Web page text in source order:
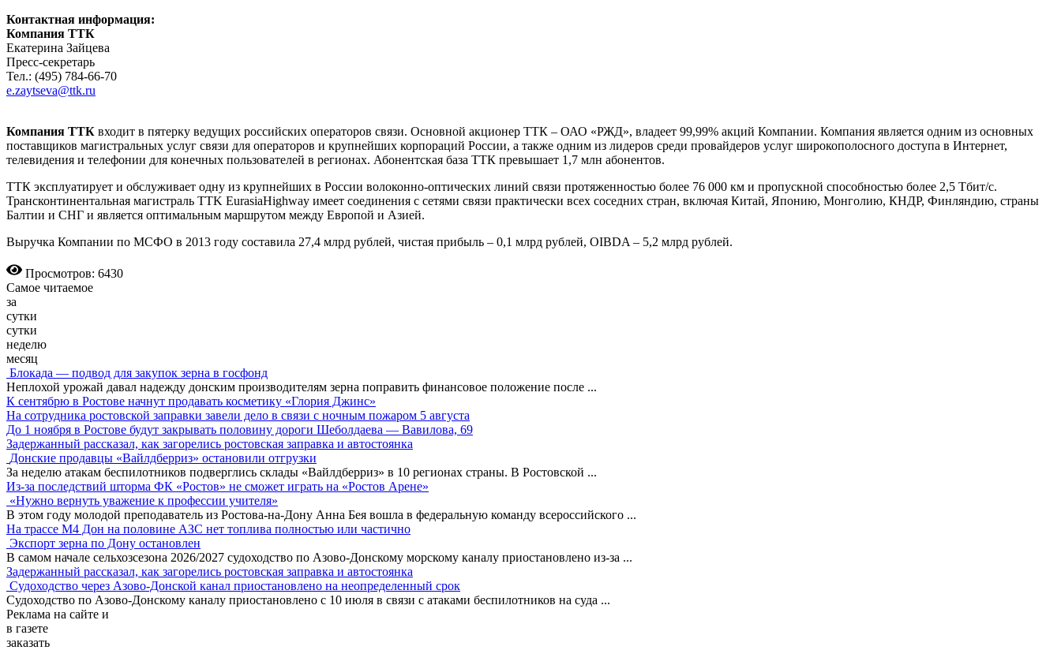
Контактная информация:
Компания ТТК
Екатерина Зайцева
Пресс-секретарь
Тел.: (495) 784-66-70
e.zaytseva@ttk.ru
Компания ТТК входит в пятерку ведущих российских операторов связи. Основной акционер ТТК – ОАО «РЖД», владеет 99,99% акций Компании. Компания является одним из основных
поставщиков магистральных услуг связи для операторов и крупнейших корпораций России, а также одним из лидеров среди провайдеров услуг широкополосного доступа в Интернет,
телевидения и телефонии для конечных пользователей в регионах. Абонентская база ТТК превышает 1,7 млн абонентов.
ТТК эксплуатирует и обслуживает одну из крупнейших в России волоконно-оптических линий связи протяженностью более 76 000 км и пропускной способностью более 2,5 Тбит/с.
Трансконтинентальная магистраль TTK EurasiaHighway имеет соединения с сетями связи практически всех соседних стран, включая Китай, Японию, Монголию, КНДР, Финляндию, страны
Балтии и СНГ и является оптимальным маршрутом между Европой и Азией.
Выручка Компании по МСФО в 2013 году составила 27,4 млрд рублей, чистая прибыль – 0,1 млрд рублей, OIBDA – 5,2 млрд рублей.
Просмотров: 6430
Самое читаемое
за
сутки
сутки
неделю
месяц
Блокада — подвод для закупок зерна в госфонд
Неплохой урожай давал надежду донским производителям зерна поправить финансовое положение после ...
К сентябрю в Ростове начнут продавать косметику «Глория Джинс»
На сотрудника ростовской заправки завели дело в связи с ночным пожаром 5 августа
До 1 ноября в Ростове будут закрывать половину дороги Шеболдаева — Вавилова, 69
Задержанный рассказал, как загорелись ростовская заправка и автостоянка
Донские продавцы «Вайлдберриз» остановили отгрузки
За неделю атакам беспилотников подверглись склады «Вайлдберриз» в 10 регионах страны. В Ростовской ...
Из-за последствий шторма ФК «Ростов» не сможет играть на «Ростов Арене»
«Нужно вернуть уважение к профессии учителя»
В этом году молодой преподаватель из Ростова-на-Дону Анна Бея вошла в федеральную команду всероссийского ...
На трассе М4 Дон на половине АЗС нет топлива полностью или частично
Экспорт зерна по Дону остановлен
В самом начале сельхозсезона 2026/2027 судоходство по Азово-Донскому морскому каналу приостановлено из-за ...
Задержанный рассказал, как загорелись ростовская заправка и автостоянка
Судоходство через Азово-Донской канал приостановлено на неопределенный срок
Судоходство по Азово-Донскому каналу приостановлено с 10 июля в связи с атаками беспилотников на суда ...
Реклама на сайте и
в газете
заказать